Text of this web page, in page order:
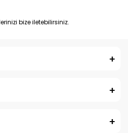
bize iletebilirsiniz.